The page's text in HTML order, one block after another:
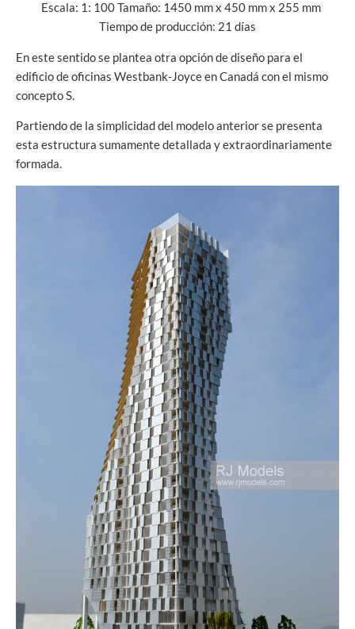
Escala: 1: 100 Tamaño: 1450 mm x 450 mm x 255 mm
Tiempo de producción: 21 días
En este sentido se plantea otra opción de diseño para el
edificio de oficinas Westbank-Joyce en Canadá con el mismo
concepto S.
Partiendo de la simplicidad del modelo anterior se presenta
esta estructura sumamente detallada y extraordinariamente
formada.